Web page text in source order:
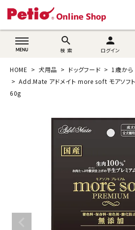
wovn-lang-
search
検 索
person
ログイン
猫用品
ブランド別に探す
目的別に探す
HOME 犬用品 ドッグフード
1歳から
Add.Mate アドメイト more soft モアソフ
60g